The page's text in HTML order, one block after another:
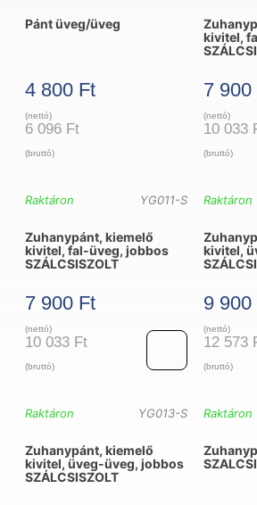
üveg
SZÁLCSISZOLT
Pánt üveg/üveg
4 800 Ft
(nettó)
6 096 Ft
(bruttó)
kivitel,
7 900
(nettó)
10 033
(bruttó)
YG011-S
Raktáron
Zuhanypánt, kiemelő
kivitel, fal-üveg, jobbos
SZÁLCSISZOLT
7 900 Ft
(nettó)
10 033 Ft
(bruttó)
kivitel,
fal-
Raktáron
kivitel,
9 900
(nettó)
12 573
(bruttó)
YG013-S
Raktáron
Zuhanypánt, kiemelő
kivitel, üveg-üveg, jobbos
SZÁLCSISZOLT
Raktáron